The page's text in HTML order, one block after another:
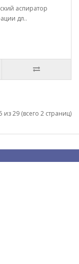
аспиратор
дл..
из 29 (всего 2 страниц)